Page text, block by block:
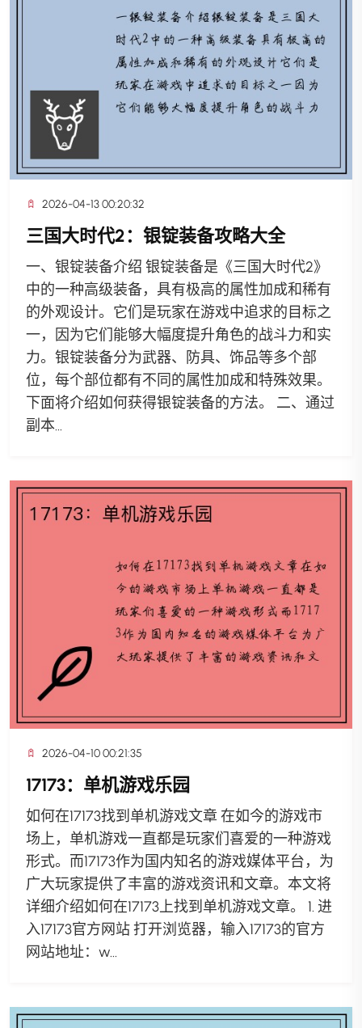
2026-04-13 00:20:32
三国大时代2：银锭装备攻略大全
一、银锭装备介绍 银锭装备是《三国大时代2》
中的一种高级装备，具有极高的属性加成和稀有
的外观设计。它们是玩家在游戏中追求的目标之
一，因为它们能够大幅度提升角色的战斗力和实
力。银锭装备分为武器、防具、饰品等多个部
位，每个部位都有不同的属性加成和特殊效果。
下面将介绍如何获得银锭装备的方法。 二、通过
副本...
2026-04-10 00:21:35
17173：单机游戏乐园
如何在17173找到单机游戏文章 在如今的游戏市
场上，单机游戏一直都是玩家们喜爱的一种游戏
形式。而17173作为国内知名的游戏媒体平台，为
广大玩家提供了丰富的游戏资讯和文章。本文将
详细介绍如何在17173上找到单机游戏文章。 1. 进
入17173官方网站 打开浏览器，输入17173的官方
网站地址：w...